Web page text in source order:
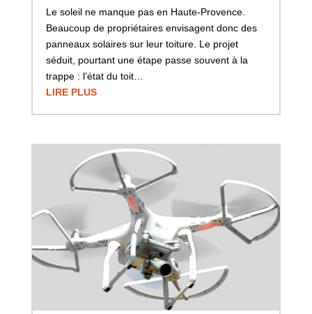
Le soleil ne manque pas en Haute-Provence.
Beaucoup de propriétaires envisagent donc des
panneaux solaires sur leur toiture. Le projet
séduit, pourtant une étape passe souvent à la
trappe : l’état du toit…
LIRE PLUS